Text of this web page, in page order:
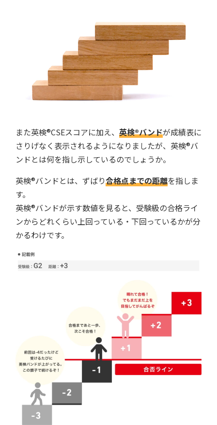
また英検®︎CSEスコアに加え、 英検®︎バンドが成績表に
さりげなく表示されるようになりましたが、英検®︎バ
ンドとは何を指し示しているのでしょうか。
英検®︎バンドとは、ずばり合格点までの距離を指しま
す。
英検®︎バンドが示す数値を見ると、受験級の合格ライ
ンからどれくらい上回っている・下回っているかが分
かるわけです。